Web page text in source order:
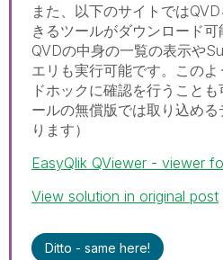
また、以下のサイトでは
きるツールがダウンロード
QVDの中身の一覧の表示や
エリも実行可能です。この
ドホックに確認を行うこと
ールの無償版では取り込め
ります）
EasyQlik QViewer - viewer
View solution in original post
Ditto - same here!